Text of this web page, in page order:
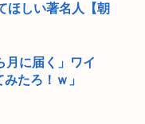
ほしい著名人【朝
月に届く」ワイ
たろ！ｗ」